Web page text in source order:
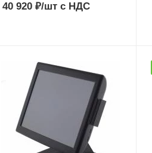
40 920 ₽/шт с НДС